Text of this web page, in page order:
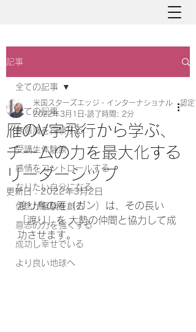
記事
全ての記事
無意識を探検する
受講生体験談
感情をコントロールする
なりたい自分になる
信念が経験を創る
意志の力を強くする
成功し幸せでいる
より良い地球へ
全ての記事
雁のV字飛行から学ぶ、
チームの力を最大化する
リーダーシップ
米国スターズエッジ・インターナショナル 認
2022年3月1日 読了時間: 2分
更新日：2022年3月2日
渡り鳥の雁（ガン）は、その長い
「渡り」を 大勢の仲間と協力して成
功させます。